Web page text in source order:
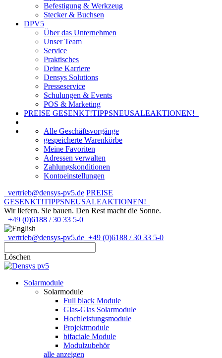
Befestigung & Werkzeug
Stecker & Buchsen
DPV5
Über das Unternehmen
Unser Team
Service
Praktisches
Deine Karriere
Densys Solutions
Presseservice
Schulungen & Events
POS & Marketing
PREISE GESENKT!TIPPSNEUSALEAKTIONEN!
Alle Geschäftsvorgänge
gespeicherte Warenkörbe
Meine Favoriten
Adressen verwalten
Zahlungskonditionen
Kontoeinstellungen
vertrieb@densys-pv5.de PREISE
GESENKT!TIPPSNEUSALEAKTIONEN!
Wir liefern. Sie bauen. Den Rest macht die Sonne.
+49 (0)6188 / 30 33 5-0
vertrieb@densys-pv5.de +49 (0)6188 / 30 33 5-0
Löschen
Solarmodule
Solarmodule
Full black Module
Glas-Glas Solarmodule
Hochleistungsmodule
Projektmodule
bifaciale Module
Modulzubehör
alle anzeigen